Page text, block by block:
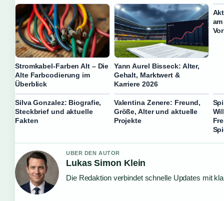
Stromkabel-Farben Alt – Die
Alte Farbcodierung im
Überblick
Yann Aurel Bisseck: Alter,
Gehalt, Marktwert &
Karriere 2026
Silva Gonzalez: Biografie,
Steckbrief und aktuelle
Fakten
Valentina Zenere: Freund,
Größe, Alter und aktuelle
Projekte
UBER DEN AUTOR
Lukas Simon Klein
Die Redaktion verbindet schnelle Updates mit